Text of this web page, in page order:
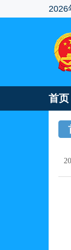
2026
首页